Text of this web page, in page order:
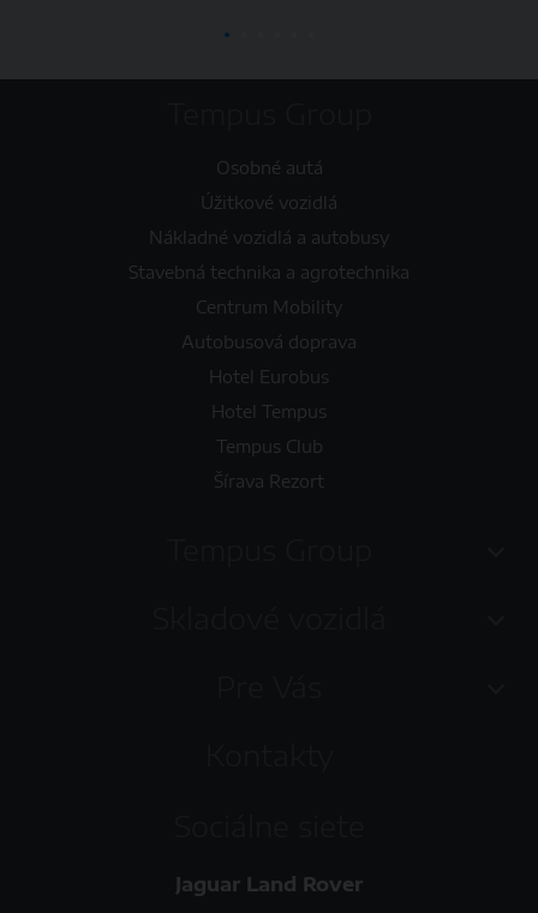
Osobné autá
Úžitkové vozidlá
Nákladné vozidlá a autobusy
Stavebná technika a agrotechnika
Centrum Mobility
Autobusová doprava
Hotel Eurobus
Hotel Tempus
Tempus Club
Šírava Rezort
Jaguar Land Rover